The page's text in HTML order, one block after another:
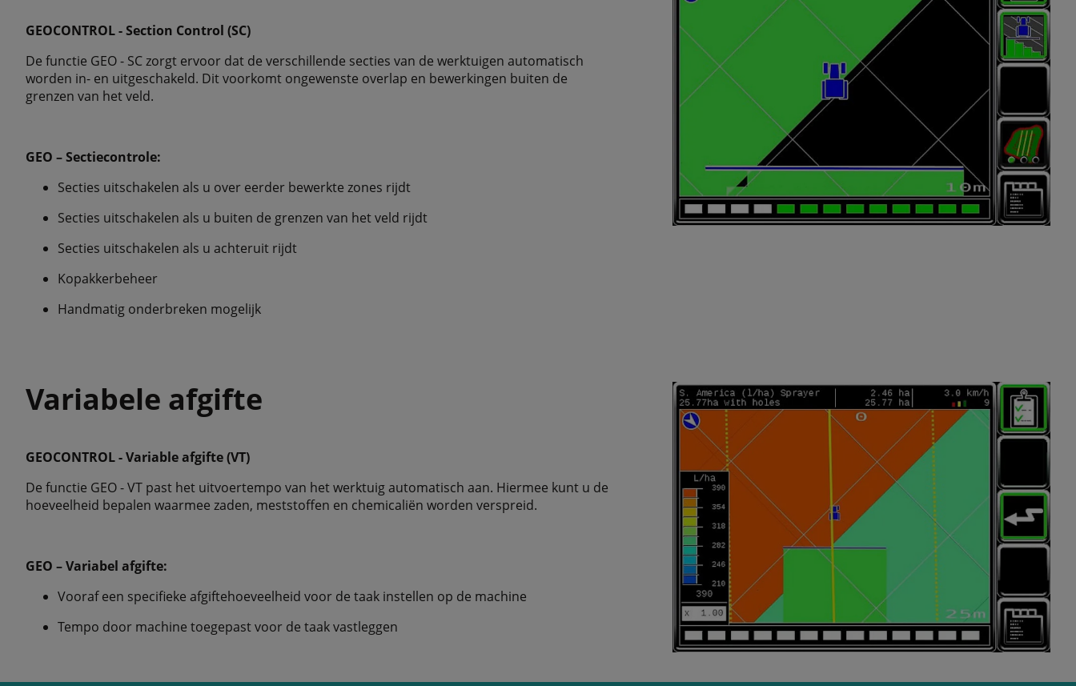
GEOCONTROL - Section Control (SC)
De functie GEO - SC zorgt ervoor dat de verschillende secties van de werktuigen automatisch
worden in- en uitgeschakeld. Dit voorkomt ongewenste overlap en bewerkingen buiten de
grenzen van het veld.
GEO – Sectiecontrole:
Secties uitschakelen als u over eerder bewerkte zones rijdt
Secties uitschakelen als u buiten de grenzen van het veld rijdt
Secties uitschakelen als u achteruit rijdt
Kopakkerbeheer
Handmatig onderbreken mogelijk
Variabele afgifte
GEOCONTROL - Variable afgifte (VT)
De functie GEO - VT past het uitvoertempo van het werktuig automatisch aan. Hiermee kunt u de
hoeveelheid bepalen waarmee zaden, meststoffen en chemicaliën worden verspreid.
GEO – Variabel afgifte:
Vooraf een specifieke afgiftehoeveelheid voor de taak instellen op de machine
Tempo door machine toegepast voor de taak vastleggen